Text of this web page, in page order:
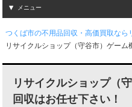
メニュー
つくば市の不用品回収・高価買取なら
リサイクルショップ（守谷市）ゲーム
リサイクルショップ（
回収はお任せ下さい！